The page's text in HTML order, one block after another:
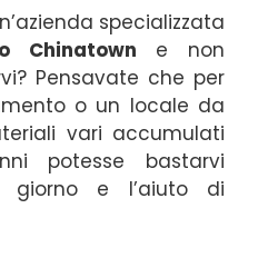
specializzata
Chinatown e non
Pensavate che per
o un locale da
vari accumulati
potesse bastarvi
giorno e l’aiuto di